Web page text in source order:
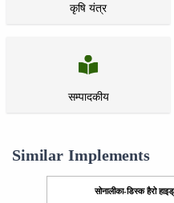
कृषि यंत्र
सम्पादकीय
Similar Implements
सोनालीका-डिस्क हैरो